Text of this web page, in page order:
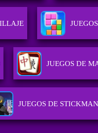
JUEGOS DE
JUEGOS DE STICKMAN